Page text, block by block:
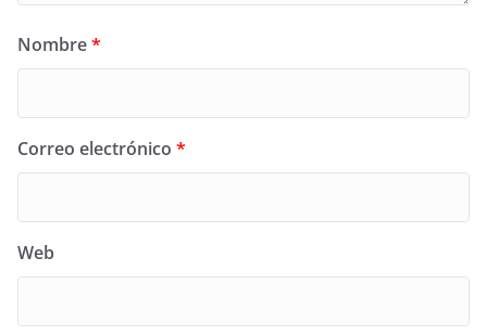
Nombre*
Correo electrónico *
Web